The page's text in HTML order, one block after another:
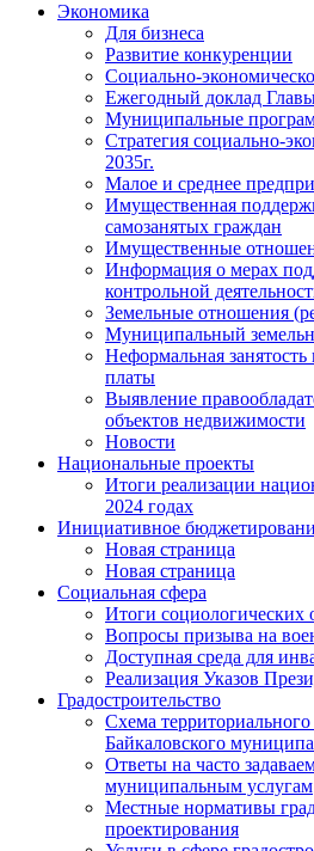
Экономика
Для бизнеса
Развитие конкуренции
Социально-
Ежегодный доклад
Муниципальные
Стратегия социально-
2035г.
Малое и среднее
Имущественная
самозанятых граждан
Имущественные
Информация о мерах
контрольной
Земельные отношения
Муниципальный
Неформальная занятость
платы
Выявление
объектов недвижимости
Новости
Национальные проекты
Итоги реализации
2024 годах
Инициативное
Новая страница
Новая страница
Социальная сфера
Итоги социологических
Вопросы призыва на
Доступная среда для
Реализация Указов
Градостроительство
Схема
Байкаловского
Ответы на часто
муниципальным услугам
Местные нормативы
проектирования